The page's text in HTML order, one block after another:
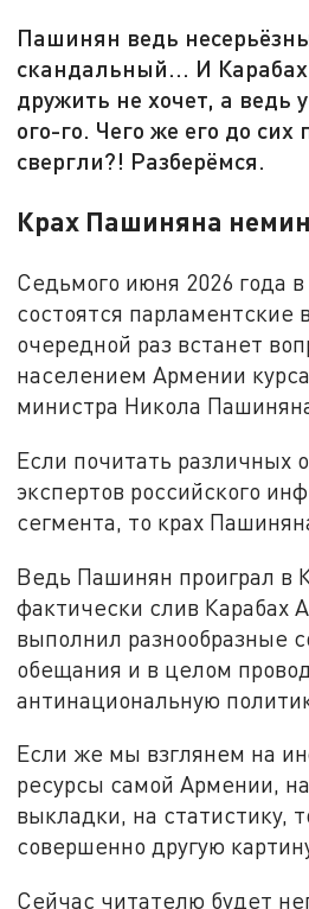
Пашинян ведь
скандальный... И Карабах
дружить не хочет, а ведь
ого-го. Чего же его до сих
свергли?! Разберёмся.
Крах Пашиняна
Седьмого июня 2026 года
состоятся парламентские
очередной раз встанет
населением Армении
министра Никола
Если почитать различных
экспертов российского
сегмента, то крах
Ведь Пашинян проиграл в
фактически слив Карабах
выполнил разнообразные
обещания и в целом
антинациональную
Если же мы взглянем на
ресурсы самой Армении,
выкладки, на статистику,
совершенно другую
Сейчас читателю будет